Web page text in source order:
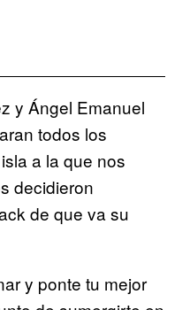
y Ángel Emanuel
todos los
a la que nos
decidieron
de que va su
y ponte tu mejor